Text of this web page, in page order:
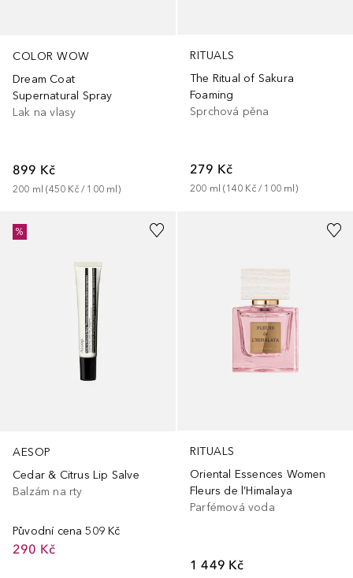
COLOR WOW
Dream Coat
Supernatural Spray
Lak na vlasy
899 Kč
200 ml (450 Kč / 100 ml)
RITUALS
The Ritual of Sakura
Foaming
Sprchová pěna
279 Kč
200 ml (140 Kč / 100 ml )
AESOP
Cedar & Citrus Lip Salve
Balzám na rty
Původní cena 509 Kč
290 Kč
%
RITUALS
Oriental Essences Women
Fleurs de l’Himalaya
Parfémová voda
1 449 Kč